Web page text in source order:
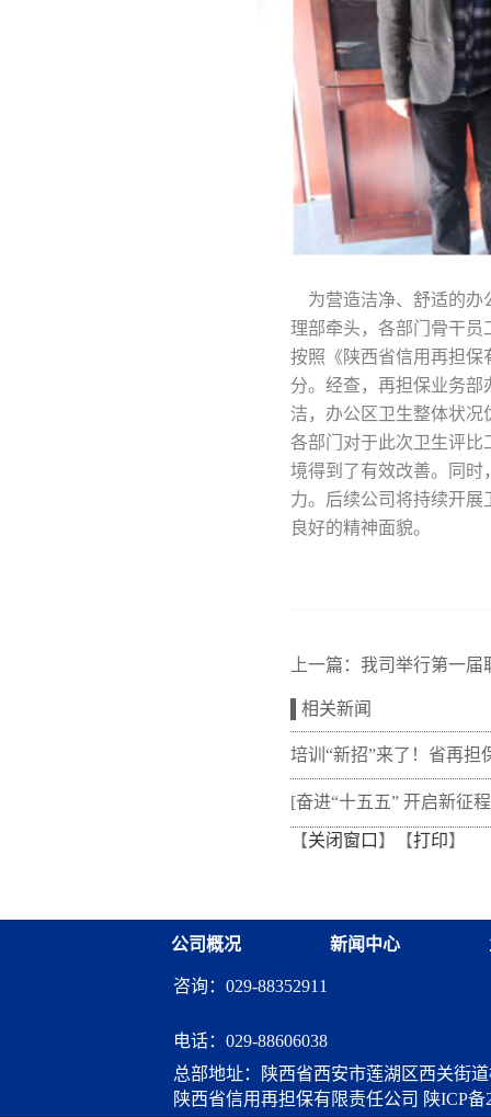
为营造洁净、舒适的办
理部牵头，各部门骨干
按照《陕西省信用再担保
分。经查，再担保业务
洁，办公区卫生整体状况
各部门对于此次卫生评比
境得到了有效改善。同时
力。后续公司将持续开
良好的精神面貌。
上一篇： 我司举行第一届
相关新闻
培训“新招”来了！省再担
新"以审代训"， 让政策学
从"听"变"练"
[奋进“十五五” 开启新征
融资担保体系这样做](十
【关闭窗口 】【打印】
公司概况 新闻中心
咨询：029-88352911
电话： 029-88606038
陕西省信用再担保有限责任公司 陕ICP备
总部地址：陕西省西安市莲湖区西关街